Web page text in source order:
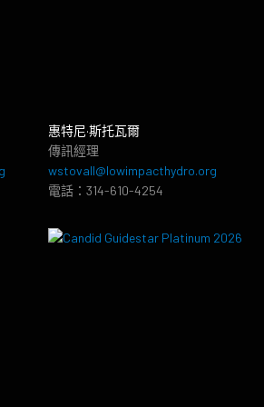
惠特尼·斯托瓦爾
傳訊經理
wstovall@lowimpacthydro.org
電話：314-610-4254